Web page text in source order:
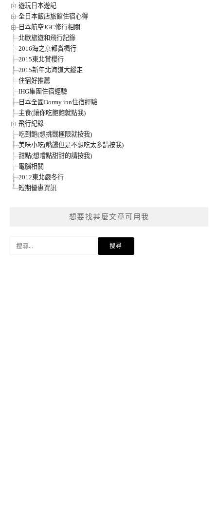
遊玩日本遊記
全日本飯店旅館住宿心得
日本航空JGC修行相關
北歐旅遊和飛行記錄
2016海之京都賞楓行
2015東北賞櫻行
2015新年北海道大縱走
住宿好推薦
IHG集團住宿經驗
日本全國Dormy inn住宿經驗
主食(讓你吃飽飽就點我)
飛行紀錄
吃到飽(想挑戰極限就按我)
美味小吃(嘴饞但是不想吃太多請按我)
甜點(想嚐點甜甜的請按我)
電腦相關
2012東北嚴冬行
短期優惠資訊
想要找甚麼文章可用我